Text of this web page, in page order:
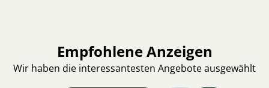
Empfohlene Anzeigen
Wir haben die interessantesten Angebote ausgewählt